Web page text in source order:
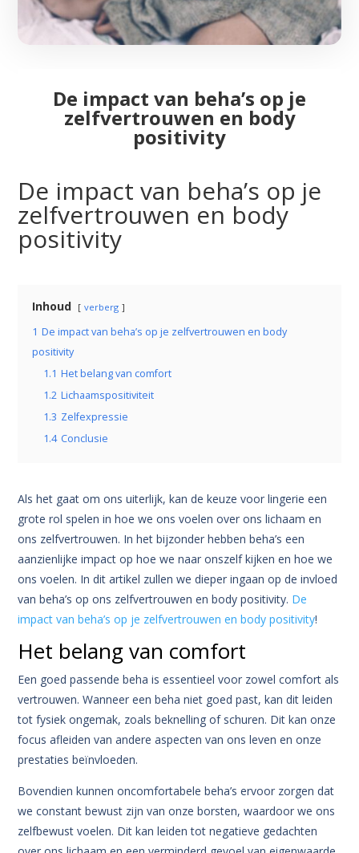
De impact van beha’s op je
zelfvertrouwen en body
positivity
De impact van beha’s op je
zelfvertrouwen en body
positivity
Inhoud verberg
1 De impact van beha’s op je zelfvertrouwen en body
positivity
1.1 Het belang van comfort
1.2 Lichaamspositiviteit
1.3 Zelfexpressie
1.4 Conclusie
Als het gaat om ons uiterlijk, kan de keuze voor lingerie een
grote rol spelen in hoe we ons voelen over ons lichaam en
ons zelfvertrouwen. In het bijzonder hebben beha’s een
aanzienlijke impact op hoe we naar onszelf kijken en hoe we
ons voelen. In dit artikel zullen we dieper ingaan op de invloed
van beha’s op ons zelfvertrouwen en body positivity. De
impact van beha’s op je zelfvertrouwen en body positivity!
Het belang van comfort
Een goed passende beha is essentieel voor zowel comfort als
vertrouwen. Wanneer een beha niet goed past, kan dit leiden
tot fysiek ongemak, zoals beknelling of schuren. Dit kan onze
focus afleiden van andere aspecten van ons leven en onze
prestaties beïnvloeden.
Bovendien kunnen oncomfortabele beha’s ervoor zorgen dat
we constant bewust zijn van onze borsten, waardoor we ons
zelfbewust voelen. Dit kan leiden tot negatieve gedachten